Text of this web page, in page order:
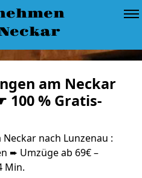
am Neckar
100 % Gratis-
nach Lunzenau :
➨ Umzüge ab 69€ –
Min.